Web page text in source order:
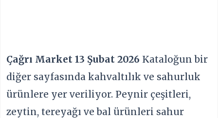
Çağrı Market 13 Şubat 2026 Kataloğun bir
diğer sayfasında kahvaltılık ve sahurluk
ürünlere yer veriliyor. Peynir çeşitleri,
zeytin, tereyağı ve bal ürünleri sahur